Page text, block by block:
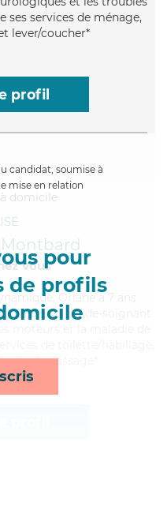
ses services de ménage,
lever/coucher*
profil
candidat, soumise à
mise en relation
pour
de profils
Montbard
Vous
Oriane a 7 ans
d'Etat d'aide-soignant
repassage*